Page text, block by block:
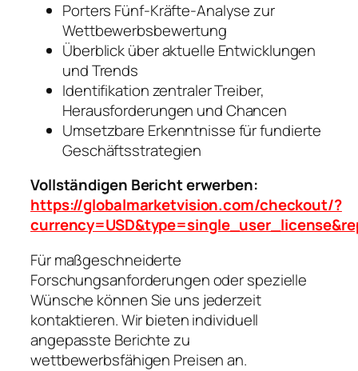
Porters Fünf-Kräfte-Analyse zur
Wettbewerbsbewertung
Überblick über aktuelle Entwicklungen
und Trends
Identifikation zentraler Treiber,
Herausforderungen und Chancen
Umsetzbare Erkenntnisse für fundierte
Geschäftsstrategien
Vollständigen Bericht erwerben:
https://globalmarketvision.com/checkout/?
Für maßgeschneiderte
Forschungsanforderungen oder spezielle
Wünsche können Sie uns jederzeit
kontaktieren. Wir bieten individuell
angepasste Berichte zu
wettbewerbsfähigen Preisen an.